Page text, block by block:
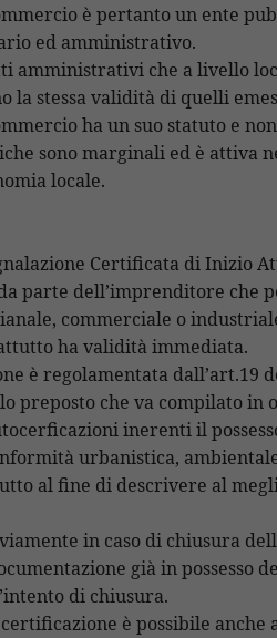
è pertanto un ente
ed amministrativo.
amministrativi che a livello
la stessa validità di quelli
ha un suo statuto e
sono marginali ed è attiva
locale.
Certificata di Inizio
parte dell’imprenditore che
commerciale o
ha validità immediata.
è regolamentata dall’art.19
preposto che va compilato in
inerenti il
urbanistica,
al fine di descrivere al
in caso di chiusura
già in possesso
di chiusura.
è possibile